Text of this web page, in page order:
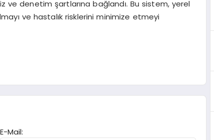
ve denetim şartlarına bağlandı. Bu sistem, yerel
ve hastalık risklerini minimize etmeyi
E-Mail: